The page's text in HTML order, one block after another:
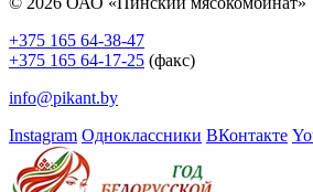
+375 165 64-38-47
+375 165 64-17-25 (факс)
info@pikant.by
Instagram Одноклассники ВКонтакте